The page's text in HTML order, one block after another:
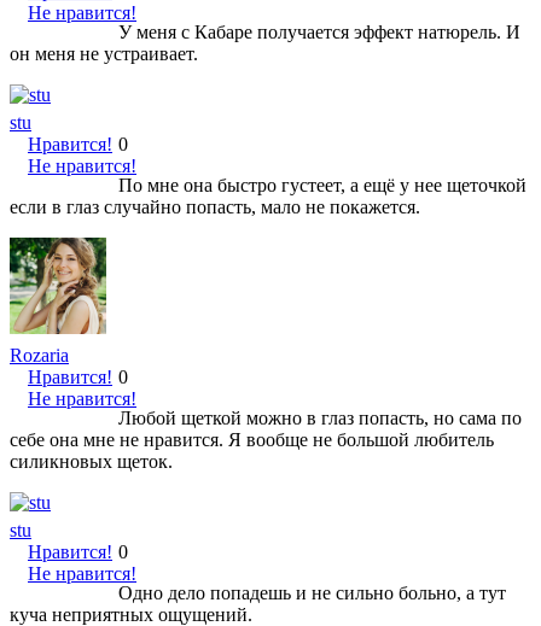
Не нравится!
У меня с Кабаре получается эффект натюрель. И
он меня не устраивает.
stu
Нравится!
Не нравится!
0
По мне она быстро густеет, а ещё у нее щеточкой
если в глаз случайно попасть, мало не покажется.
Rozaria
Нравится!
Не нравится!
0
Любой щеткой можно в глаз попасть, но сама по
себе она мне не нравится. Я вообще не большой любитель
силикновых щеток.
stu
Нравится!
Не нравится!
0
Одно дело попадешь и не сильно больно, а тут
куча неприятных ощущений.